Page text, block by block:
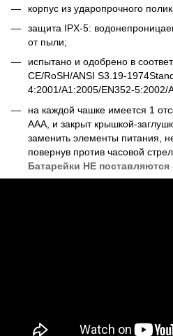
корпус из ударопрочного
защита IPX-5:
от пыли;
испытано и одобрено в
CE/RoSH/ANSI S3.19-
4:2001/A1:2005/EN352-5:2002/
на каждой чашке имеется 1
AAA, и закрыт крышкой-
заменить элементы питания,
повернув против часовой
Батарейки НЕ